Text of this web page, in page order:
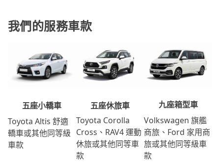
我們的服務車款
五座小轎車
Toyota Altis 舒適
轎車或其他同等級
車款
五座休旅車
Toyota Corolla
Cross、RAV4 運動
休旅或其他同等車
款
九座箱型車
Volkswagen 旗艦
商旅、Ford 家用商
旅或其他同等級車
款